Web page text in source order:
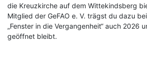
die Kreuzkirche auf dem Wittekindsberg
Mitglied der GeFAO e. V. trägst du dazu
„Fenster in die Vergangenheit“ auch 2026
geöffnet bleibt.